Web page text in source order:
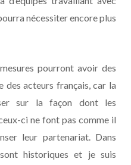
nécessiter encore plus
pourront avoir des
des acteurs français, car la
sur la façon dont les
ci ne font pas comme il
leur partenariat. Dans
historiques et je suis